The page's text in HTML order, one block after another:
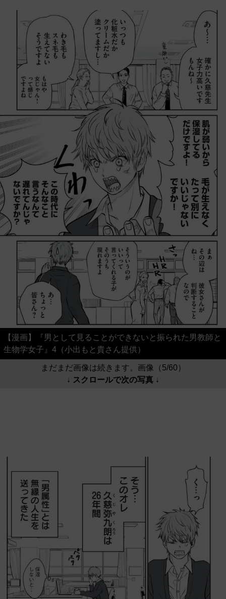
【漫画】『男として見ることができないと振られた男教師と
生物学女子』4（小出もと貴さん提供）
まだまだ画像は続きます。画像（5/60）
↓ スクロールで次の写真 ↓